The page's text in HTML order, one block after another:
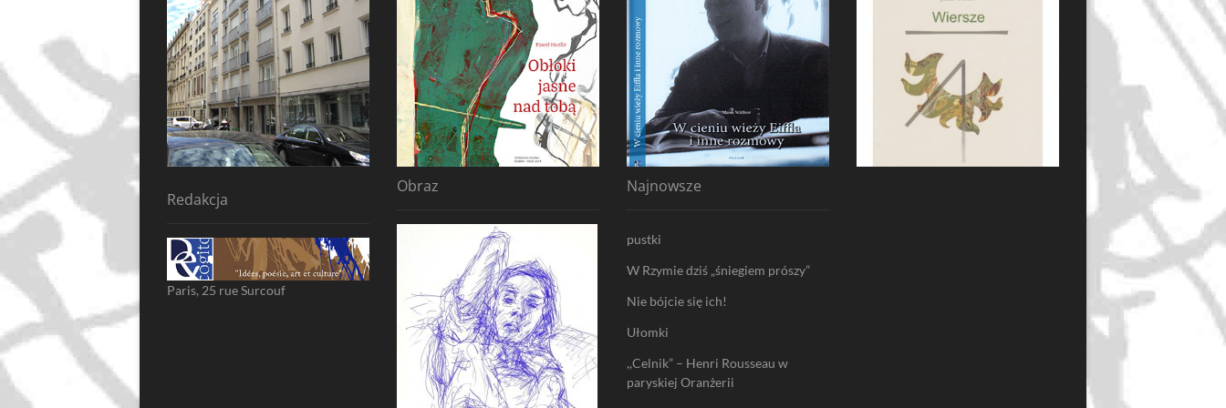
Redakcja
Paris, 25 rue Surcouf
Obraz Najnowsze
pustki
W Rzymie dziś „śniegiem prószy”
Nie bójcie się ich!
Ułomki
,,Celnik” – Henri Rousseau w
paryskiej Oranżerii